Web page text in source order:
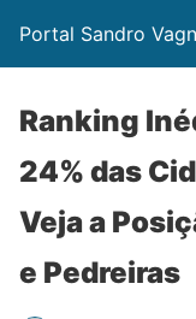
Portal Sandro
Ranking
24% das
Veja a
e Pedreiras